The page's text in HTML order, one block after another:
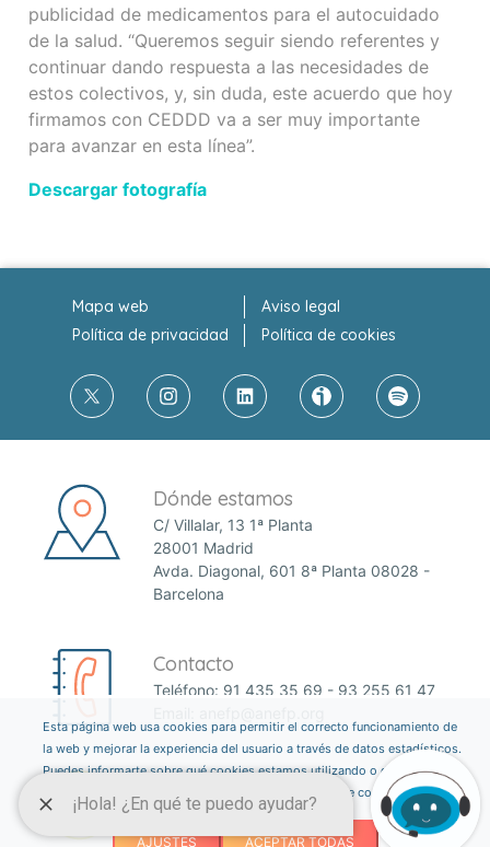
publicidad de medicamentos para el autocuidado
de la salud. “Queremos seguir siendo referentes y
continuar dando respuesta a las necesidades de
estos colectivos, y, sin duda, este acuerdo que hoy
firmamos con CEDDD va a ser muy importante
para avanzar en esta línea”.
Descargar fotografía
Mapa web
Aviso legal
Política de privacidad
Política de cookies
Dónde estamos
C/ Villalar, 13 1ª Planta
28001 Madrid
Avda. Diagonal, 601 8ª Planta 08028 -
Barcelona
Contacto
Teléfono: 91 435 35 69 - 93 255 61 47
Esta página web usa cookies para permitir el correcto funcionamiento de
la web y mejorar la experiencia del usuario a través de datos estadísticos.
Puedes informarte sobre qué cookies estamos utilizando o desactivarlas
a través del botón ajustes. Consulta nuestra política de cookiesaquí.
AJUSTES ACEPTAR TODAS